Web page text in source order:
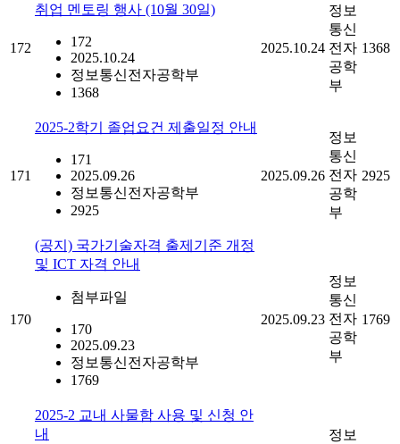
172
취업 멘토링 행사 (10월 30일)
172
2025.10.24
정보통신전자공학부
1368
2025.10.24
정보
통신
전자
공학
부
1368
171
2025-2학기 졸업요건 제출일정 안내
171
2025.09.26
정보통신전자공학부
2925
2025.09.26
정보
통신
전자
공학
부
2925
170
(공지) 국가기술자격 출제기준 개정
및 ICT 자격 안내
첨부파일
170
2025.09.23
정보통신전자공학부
1769
2025.09.23
정보
통신
전자
공학
부
1769
2025-2 교내 사물함 사용 및 신청 안
내
정보